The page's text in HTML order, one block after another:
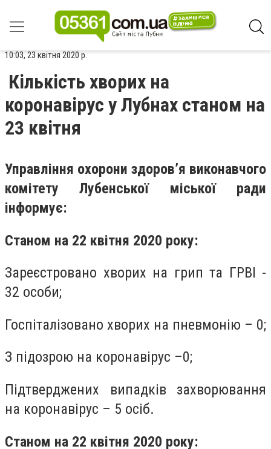
10:03, 23 квітня 2020 р.
Кількість хворих на
коронавірус у Лубнах станом на
23 квітня
Управління охорони здоров’я виконавчого
комітету Лубенської міської ради
інформує:
Станом на 22 квітня 2020 року:
Зареєстровано хворих на грип та ГРВІ -
32 особи;
Госпіталізовано хворих на пневмонію – 0;
З підозрою на коронавірус –0;
Підтверджених випадків захворювання
на коронавірус – 5 осіб.
Станом на 22 квітня 2020 року: